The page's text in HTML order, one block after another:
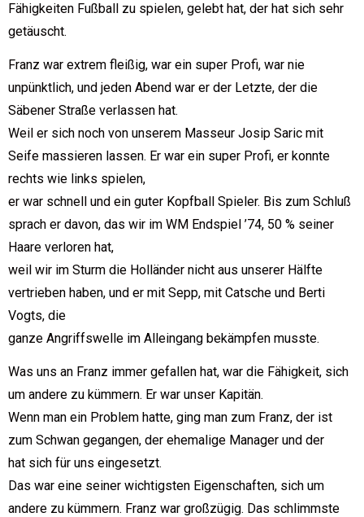
Fähigkeiten Fußball zu spielen, gelebt hat, der hat sich sehr
getäuscht.
Franz war extrem fleißig, war ein super Profi, war nie
unpünktlich, und jeden Abend war er der Letzte, der die
Säbener Straße verlassen hat.
Weil er sich noch von unserem Masseur Josip Saric mit
Seife massieren lassen. Er war ein super Profi, er konnte
rechts wie links spielen,
er war schnell und ein guter Kopfball Spieler. Bis zum Schluß
sprach er davon, das wir im WM Endspiel ’74, 50 % seiner
Haare verloren hat,
weil wir im Sturm die Holländer nicht aus unserer Hälfte
vertrieben haben, und er mit Sepp, mit Catsche und Berti
Vogts, die
ganze Angriffswelle im Alleingang bekämpfen musste.
Was uns an Franz immer gefallen hat, war die Fähigkeit, sich
um andere zu kümmern. Er war unser Kapitän.
Wenn man ein Problem hatte, ging man zum Franz, der ist
zum Schwan gegangen, der ehemalige Manager und der
hat sich für uns eingesetzt.
Das war eine seiner wichtigsten Eigenschaften, sich um
andere zu kümmern. Franz war großzügig. Das schlimmste